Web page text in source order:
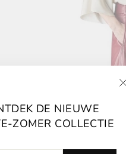
DE NIEUWE
ZOMER COLLECTIE